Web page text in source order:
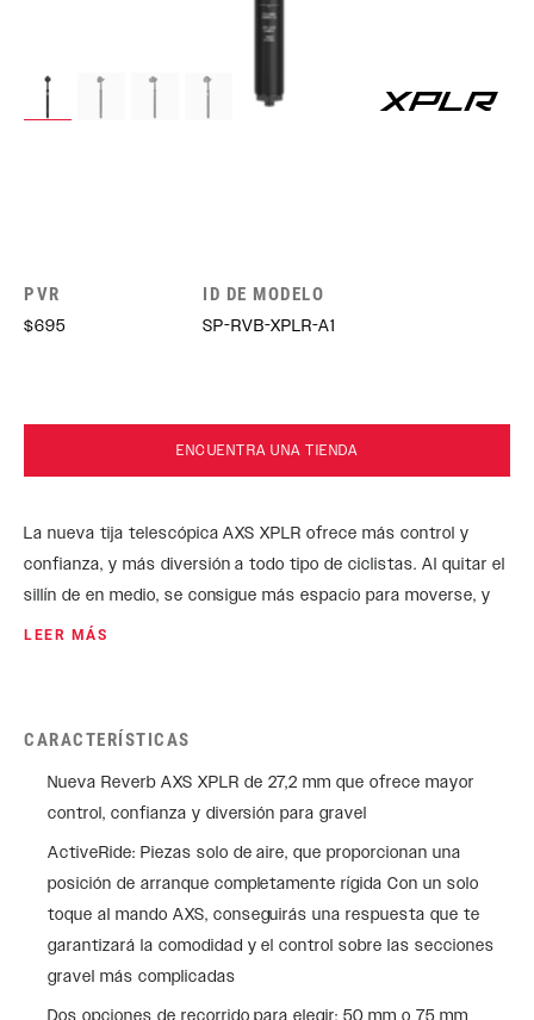
PVR
$695
ID DE MODELO
SP-RVB-XPLR-A1
ENCUENTRA UNA TIENDA
La nueva tija telescópica AXS XPLR ofrece más control y
confianza, y más diversión a todo tipo de ciclistas. Al quitar el
sillín de en medio, se consigue más espacio para moverse, y
evita tener que hacer maniobras raras y dejar los descensos
ActiveRide™. Es como si tu sillín tuviera recorrido. Gracias a la
tecnología SRAM, la AXS XPLR es parte del puesto de
conducción más personalizado y avanzado.
LEER MÁS
CARACTERÍSTICAS
Nueva Reverb AXS XPLR de 27,2 mm que ofrece mayor
control, confianza y diversión para gravel
ActiveRide: Piezas solo de aire, que proporcionan una
posición de arranque completamente rígida Con un solo
toque al mando AXS, conseguirás una respuesta que te
garantizará la comodidad y el control sobre las secciones
gravel más complicadas